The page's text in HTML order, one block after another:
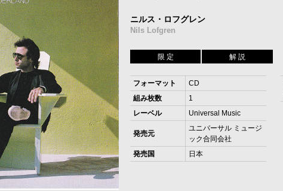
ニルス・ロフグレン
Nils Lofgren
限 定 解 説
フォーマット
CD
組み枚数
1
レーベル
Universal Music
発売元
ユニバーサル ミュージ
ック合同会社
発売国
日本